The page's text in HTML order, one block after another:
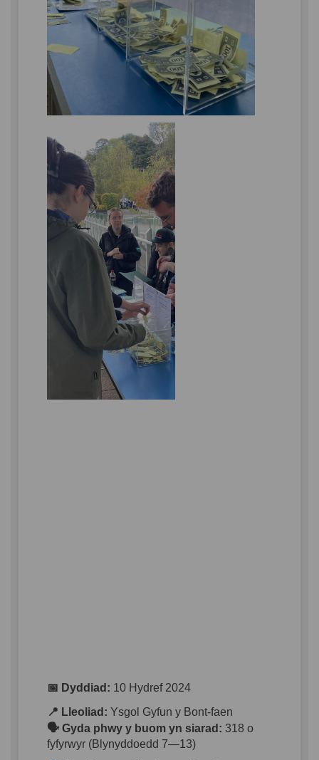
📅 Dyddiad : 10 Hydref 2024
📍 Lleoliad : Ysgol Gyfun y Bont-faen
🗣️ Gyda phwy y buom yn siarad : 318 o
fyfyrwyr (Blynyddoedd 7—13)